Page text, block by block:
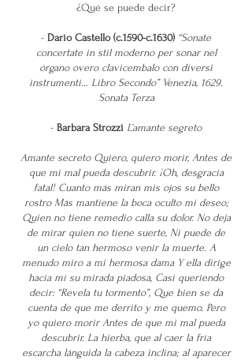
¿Qué se puede decir?
- Dario Castello (c.1590-c.1630) “Sonate
concertate in stil moderno per sonar nel
órgano overo clavicembalo con diversi
instrumenti… Libro Secondo” Venezia, 1629.
Sonata Terza
- Barbara Strozzi L’amante segreto
Amante secreto Quiero, quiero morir, Antes de
que mi mal pueda descubrir. ¡Oh, desgracia
fatal! Cuanto más miran mis ojos su bello
rostro Más mantiene la boca oculto mi deseo;
Quien no tiene remedio calla su dolor. No deja
de mirar quien no tiene suerte, Ni puede de
un cielo tan hermoso venir la muerte. A
menudo miro a mi hermosa dama Y ella dirige
hacia mí su mirada piadosa, Casi queriendo
decir: “Revela tu tormento”, Que bien se da
cuenta de que me derrito y me quemo. Pero
yo quiero morir Antes de que mi mal pueda
descubrir. La hierba, que al caer la fría
escarcha lánguida la cabeza inclina; al aparecer